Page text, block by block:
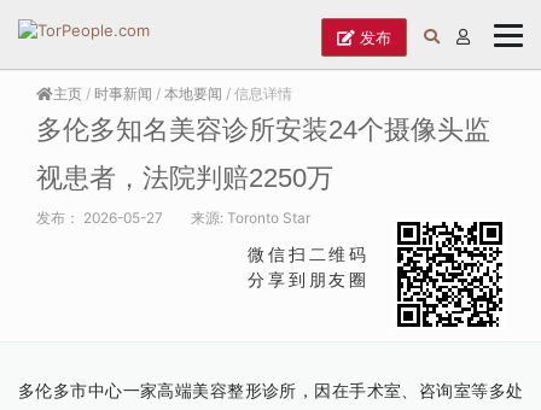
发布
主页 / 时事新闻 / 本地要闻 / 信息详情
多伦多知名美容诊所安装24个摄像头监
视患者，法院判赔2250万
发布： 2026-05-27 来源: Toronto Star
微信扫二维码
分享到朋友圈
多伦多市中心一家高端美容整形诊所，因在手术室、咨询室等多处